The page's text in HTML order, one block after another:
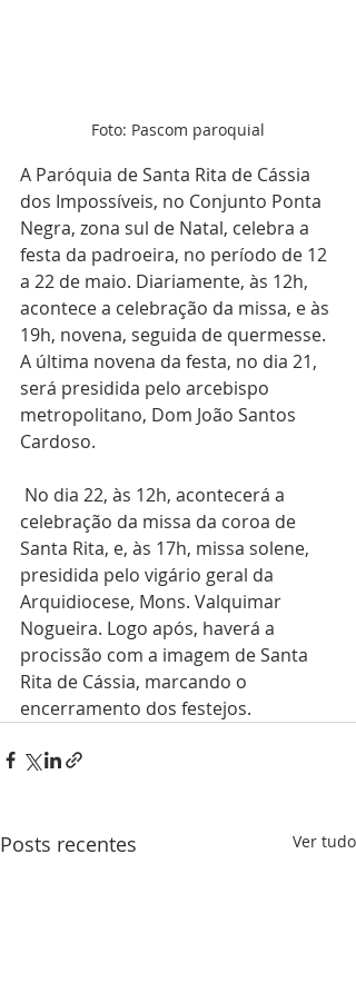
Foto: Pascom paroquial
A Paróquia de Santa Rita de Cássia
dos Impossíveis, no Conjunto Ponta
Negra, zona sul de Natal, celebra a
festa da padroeira, no período de 12
a 22 de maio. Diariamente, às 12h,
acontece a celebração da missa, e às
19h, novena, seguida de quermesse.
A última novena da festa, no dia 21,
será presidida pelo arcebispo
metropolitano, Dom João Santos
Cardoso.
celebração da missa da coroa de
Santa Rita, e, às 17h, missa solene,
presidida pelo vigário geral da
Arquidiocese, Mons. Valquimar
Nogueira. Logo após, haverá a
procissão com a imagem de Santa
Rita de Cássia, marcando o
encerramento dos festejos.
Posts recentes Ver tudo